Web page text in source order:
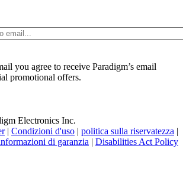
you agree to receive Paradigm’s email
promotional offers.
Electronics Inc.
| Condizioni d'uso | politica sulla riservatezza |
di garanzia | Disabilities Act Policy